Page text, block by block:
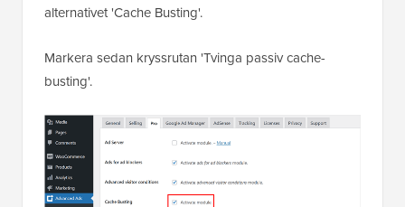
alternativet 'Cache Busting'.
Markera sedan kryssrutan 'Tvinga passiv cache-
busting'.